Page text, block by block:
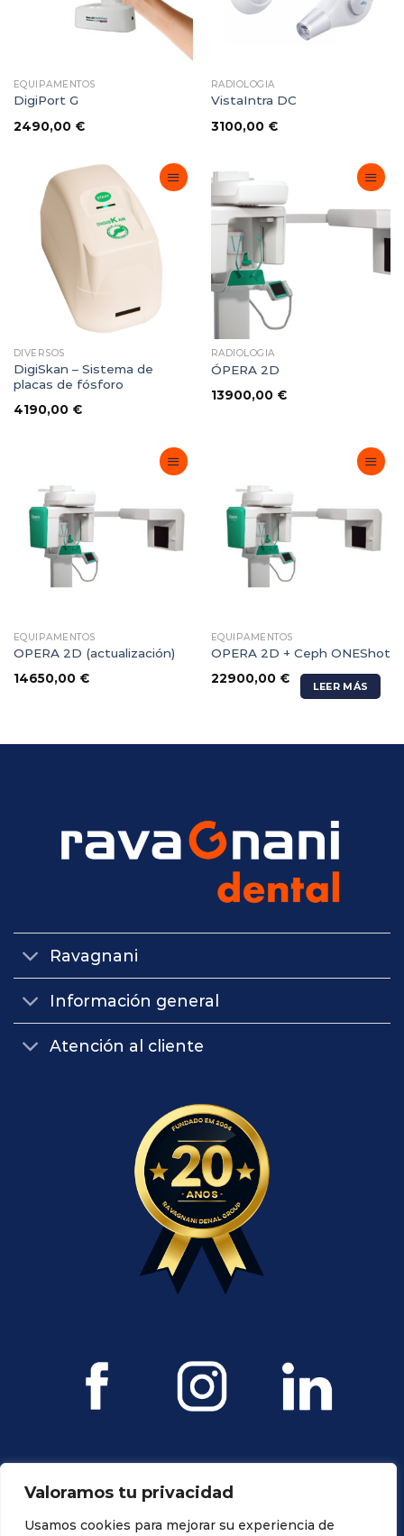
Valoramos tu privacidad
Usamos cookies para mejorar su experiencia de
EQUIPAMENTOS
DigiPort G
2490,00 €
RADIOLOGIA
VistaIntra DC
3100,00 €
Adicionar
Favoritos
DIVERSOS
DigiSkan – Sistema de
placas de fósforo
4190,00 €
RADIOLOGIA
ÓPERA 2D
13900,00 €
EQUIPAMENTOS
OPERA 2D (actualización)
14650,00 €
EQUIPAMENTOS
OPERA 2D + Ceph ONEShot
22900,00 €
LEER MÁS
Ravagnani
Información general
Atención al cliente